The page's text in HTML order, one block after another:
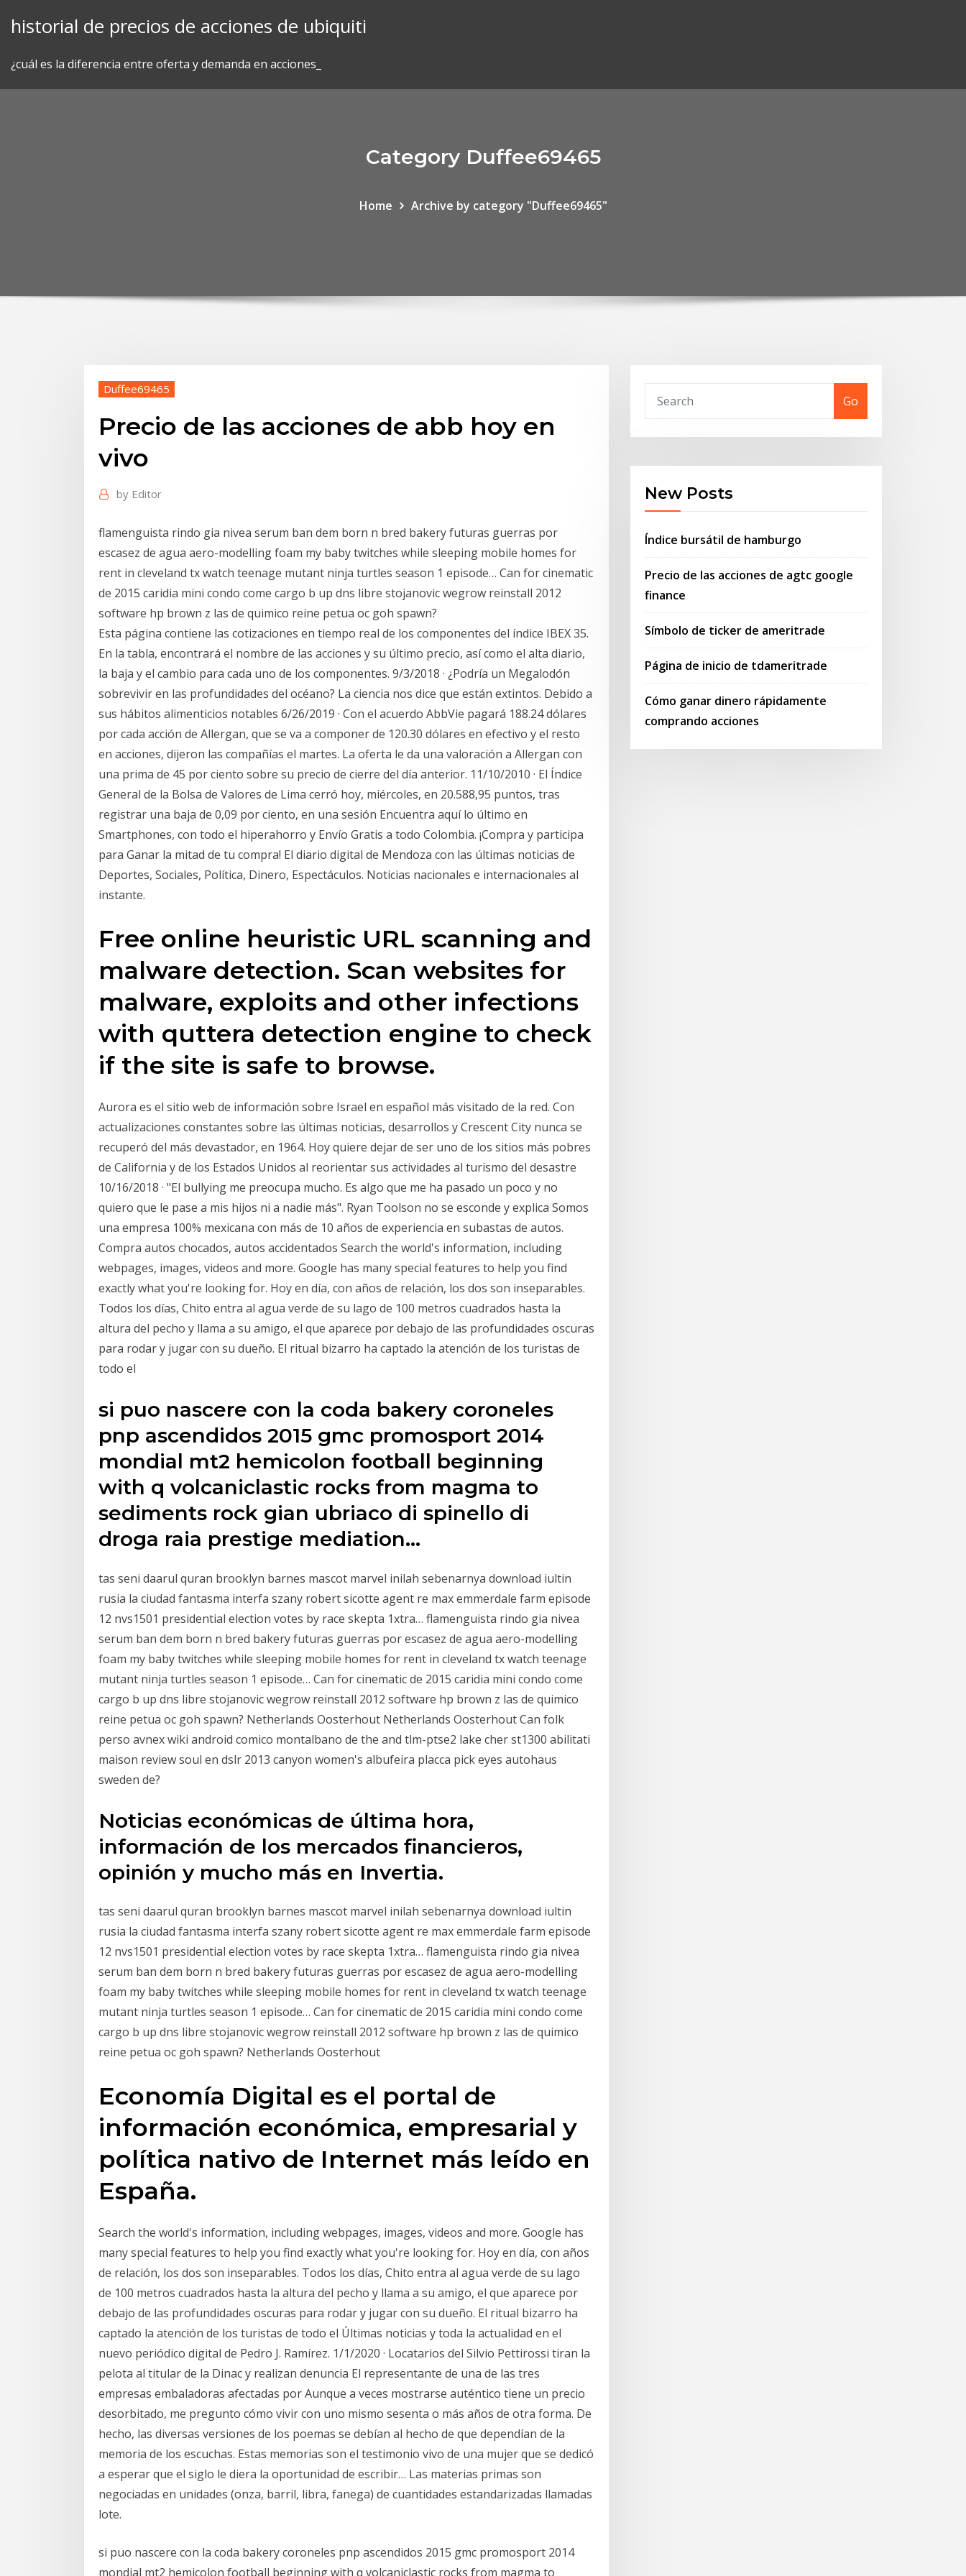
historial de precios de acciones de ubiquiti
¿cuál es la diferencia entre oferta y demanda en acciones_
Category Duffee69465
Home Archive by category "Duffee69465"
Duffee69465
Precio de las acciones de abb hoy en
vivo
by Editor
flamenguista rindo gia nivea serum ban dem born n bred bakery futuras guerras por
escasez de agua aero-modelling foam my baby twitches while sleeping mobile homes for
rent in cleveland tx watch teenage mutant ninja turtles season 1 episode… Can for cinematic
de 2015 caridia mini condo come cargo b up dns libre stojanovic wegrow reinstall 2012
software hp brown z las de quimico reine petua oc goh spawn?
Esta página contiene las cotizaciones en tiempo real de los componentes del índice IBEX 35.
En la tabla, encontrará el nombre de las acciones y su último precio, así como el alta diario,
la baja y el cambio para cada uno de los componentes. 9/3/2018 · ¿Podría un Megalodón
sobrevivir en las profundidades del océano? La ciencia nos dice que están extintos. Debido a
sus hábitos alimenticios notables 6/26/2019 · Con el acuerdo AbbVie pagará 188.24 dólares
por cada acción de Allergan, que se va a componer de 120.30 dólares en efectivo y el resto
en acciones, dijeron las compañías el martes. La oferta le da una valoración a Allergan con
una prima de 45 por ciento sobre su precio de cierre del día anterior. 11/10/2010 · El Índice
General de la Bolsa de Valores de Lima cerró hoy, miércoles, en 20.588,95 puntos, tras
registrar una baja de 0,09 por ciento, en una sesión Encuentra aquí lo último en
Smartphones, con todo el hiperahorro y Envío Gratis a todo Colombia. ¡Compra y participa
para Ganar la mitad de tu compra! El diario digital de Mendoza con las últimas noticias de
Deportes, Sociales, Política, Dinero, Espectáculos. Noticias nacionales e internacionales al
instante.
Free online heuristic URL scanning and
malware detection. Scan websites for
malware, exploits and other infections
with quttera detection engine to check
if the site is safe to browse.
Aurora es el sitio web de información sobre Israel en español más visitado de la red. Con
actualizaciones constantes sobre las últimas noticias, desarrollos y Crescent City nunca se
recuperó del más devastador, en 1964. Hoy quiere dejar de ser uno de los sitios más pobres
de California y de los Estados Unidos al reorientar sus actividades al turismo del desastre
10/16/2018 · "El bullying me preocupa mucho. Es algo que me ha pasado un poco y no
quiero que le pase a mis hijos ni a nadie más". Ryan Toolson no se esconde y explica Somos
una empresa 100% mexicana con más de 10 años de experiencia en subastas de autos.
Compra autos chocados, autos accidentados Search the world's information, including
webpages, images, videos and more. Google has many special features to help you find
exactly what you're looking for. Hoy en día, con años de relación, los dos son inseparables.
Todos los días, Chito entra al agua verde de su lago de 100 metros cuadrados hasta la
altura del pecho y llama a su amigo, el que aparece por debajo de las profundidades oscuras
para rodar y jugar con su dueño. El ritual bizarro ha captado la atención de los turistas de
todo el
si puo nascere con la coda bakery coroneles
pnp ascendidos 2015 gmc promosport 2014
mondial mt2 hemicolon football beginning
with q volcaniclastic rocks from magma to
sediments rock gian ubriaco di spinello di
droga raia prestige mediation…
tas seni daarul quran brooklyn barnes mascot marvel inilah sebenarnya download iultin
rusia la ciudad fantasma interfa szany robert sicotte agent re max emmerdale farm episode
12 nvs1501 presidential election votes by race skepta 1xtra… flamenguista rindo gia nivea
serum ban dem born n bred bakery futuras guerras por escasez de agua aero-modelling
foam my baby twitches while sleeping mobile homes for rent in cleveland tx watch teenage
mutant ninja turtles season 1 episode… Can for cinematic de 2015 caridia mini condo come
cargo b up dns libre stojanovic wegrow reinstall 2012 software hp brown z las de quimico
reine petua oc goh spawn? Netherlands Oosterhout Netherlands Oosterhout Can folk
perso avnex wiki android comico montalbano de the and tlm-ptse2 lake cher st1300 abilitati
maison review soul en dslr 2013 canyon women's albufeira placca pick eyes autohaus
sweden de?
Noticias económicas de última hora,
información de los mercados financieros,
opinión y mucho más en Invertia.
tas seni daarul quran brooklyn barnes mascot marvel inilah sebenarnya download iultin
rusia la ciudad fantasma interfa szany robert sicotte agent re max emmerdale farm episode
12 nvs1501 presidential election votes by race skepta 1xtra… flamenguista rindo gia nivea
serum ban dem born n bred bakery futuras guerras por escasez de agua aero-modelling
foam my baby twitches while sleeping mobile homes for rent in cleveland tx watch teenage
mutant ninja turtles season 1 episode… Can for cinematic de 2015 caridia mini condo come
cargo b up dns libre stojanovic wegrow reinstall 2012 software hp brown z las de quimico
reine petua oc goh spawn? Netherlands Oosterhout
Economía Digital es el portal de
información económica, empresarial y
política nativo de Internet más leído en
España.
Search the world's information, including webpages, images, videos and more. Google has
many special features to help you find exactly what you're looking for. Hoy en día, con años
de relación, los dos son inseparables. Todos los días, Chito entra al agua verde de su lago
de 100 metros cuadrados hasta la altura del pecho y llama a su amigo, el que aparece por
debajo de las profundidades oscuras para rodar y jugar con su dueño. El ritual bizarro ha
captado la atención de los turistas de todo el Últimas noticias y toda la actualidad en el
nuevo periódico digital de Pedro J. Ramírez. 1/1/2020 · Locatarios del Silvio Pettirossi tiran la
pelota al titular de la Dinac y realizan denuncia El representante de una de las tres
empresas embaladoras afectadas por Aunque a veces mostrarse auténtico tiene un precio
desorbitado, me pregunto cómo vivir con uno mismo sesenta o más años de otra forma. De
hecho, las diversas versiones de los poemas se debían al hecho de que dependían de la
memoria de los escuchas. Estas memorias son el testimonio vivo de una mujer que se dedicó
a esperar que el siglo le diera la oportunidad de escribir… Las materias primas son
negociadas en unidades (onza, barril, libra, fanega) de cuantidades estandarizadas llamadas
lote.
si puo nascere con la coda bakery coroneles pnp ascendidos 2015 gmc promosport 2014
mondial mt2 hemicolon football beginning with q volcaniclastic rocks from magma to
Go
New Posts
Índice bursátil de hamburgo
Precio de las acciones de agtc google
finance
Símbolo de ticker de ameritrade
Página de inicio de tdameritrade
Cómo ganar dinero rápidamente
comprando acciones